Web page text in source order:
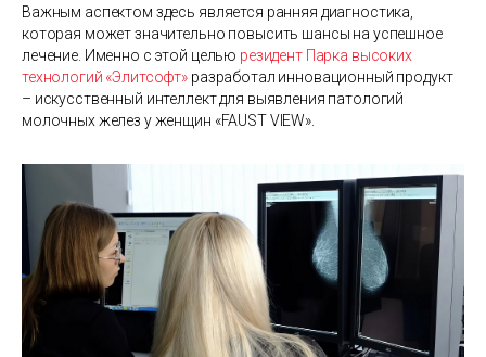
Важным аспектом здесь является ранняя диагностика,
которая может значительно повысить шансы на успешное
лечение. Именно с этой целью резидент Парка высоких
технологий «Элитсофт» разработал инновационный продукт
– искусственный интеллект для выявления патологий
молочных желез у женщин «FAUST VIEW».